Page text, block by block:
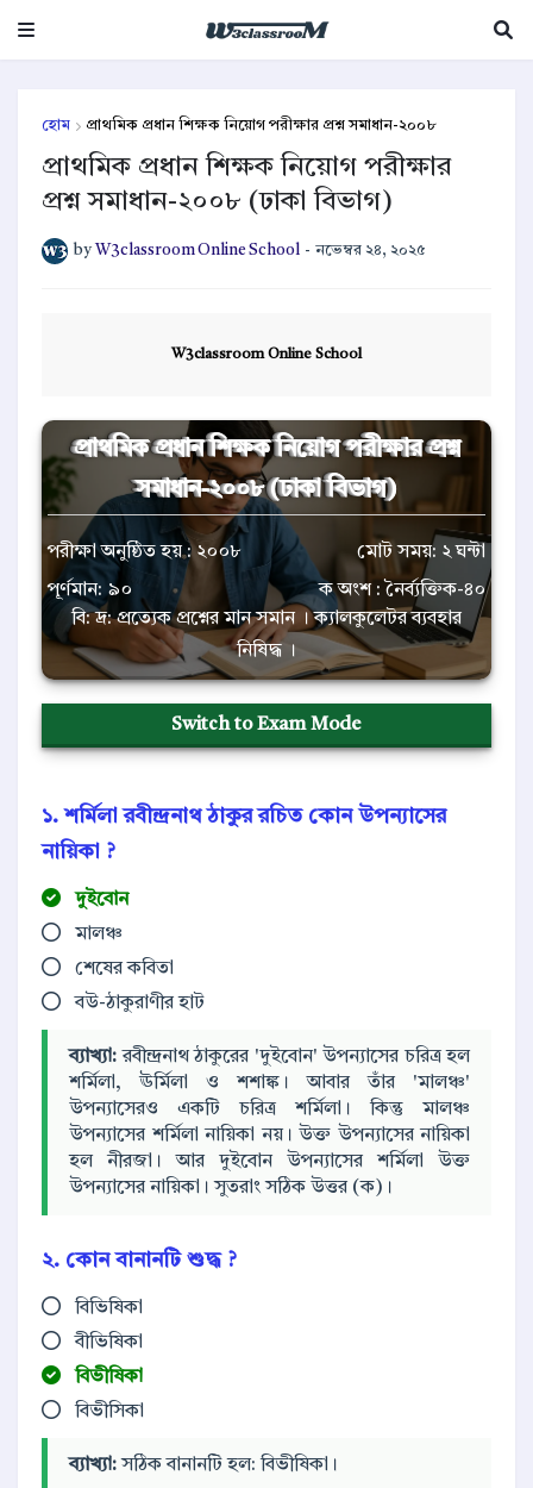
হোম প্রাথমিক প্রধান শিক্ষক নিয়োগ পরীক্ষার প্রশ্ন সমাধান-২০০৮
প্রাথমিক প্রধান শিক্ষক নিয়োগ পরীক্ষার
প্রশ্ন সমাধান-২০০৮ (ঢাকা বিভাগ)
by W3classroom Online School - নভেম্বর ২৪, ২০২৫
W3classroom Online School
প্রাথমিক প্রধান শিক্ষক নিয়োগ পরীক্ষার প্রশ্ন
সমাধান-২০০৮ (ঢাকা বিভাগ)
পরীক্ষা অনুষ্ঠিত হয় : ২০০৮
মোট সময়: ২ ঘন্টা
পূর্ণমান: ৯০
ক অংশ : নৈর্ব্যক্তিক-৪০
বি: দ্র: প্রত্যেক প্রশ্নের মান সমান । ক্যালকুলেটর ব্যবহার
নিষিদ্ধ ।
Switch to Exam Mode
১. শর্মিলা রবীন্দ্রনাথ ঠাকুর রচিত কোন উপন্যাসের
নায়িকা ?
দুইবোন
মালঞ্চ
শেষের কবিতা
বউ-ঠাকুরাণীর হাট
ব্যাখ্যা: রবীন্দ্রনাথ ঠাকুরের 'দুইবোন' উপন্যাসের চরিত্র হল
শর্মিলা, ঊর্মিলা ও শশাঙ্ক। আবার তাঁর 'মালঞ্চ'
উপন্যাসেরও একটি চরিত্র শর্মিলা। কিন্তু মালঞ্চ
উপন্যাসের শর্মিলা নায়িকা নয়। উক্ত উপন্যাসের নায়িকা
হল নীরজা। আর দুইবোন উপন্যাসের শর্মিলা উক্ত
উপন্যাসের নায়িকা। সুতরাং সঠিক উত্তর (ক)।
২. কোন বানানটি শুদ্ধ ?
বিভিষিকা
বীভিষিকা
বিভীষিকা
বিভীসিকা
ব্যাখ্যা:সঠিক বানানটি হল: বিভীষিকা।